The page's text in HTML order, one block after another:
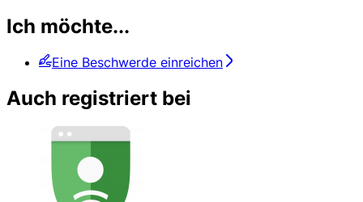
Ich möchte...
Eine Beschwerde einreichen
Auch registriert bei